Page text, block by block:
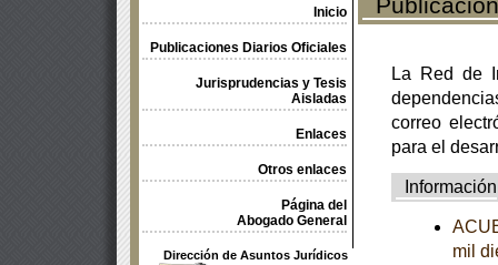
Inicio
Publicaciones Diarios Oficiales
Jurisprudencias y Tesis
Aisladas
Enlaces
Otros enlaces
Página del
Abogado General
Dirección de Asuntos Jurídicos
La Red de
correo
para el
Información
mil